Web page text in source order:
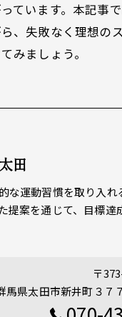
ています。本記
、失敗なく理想
みましょう。
田
な運動習慣を取り入
案を通じて、目標達
〒
馬県太田市新井町３７